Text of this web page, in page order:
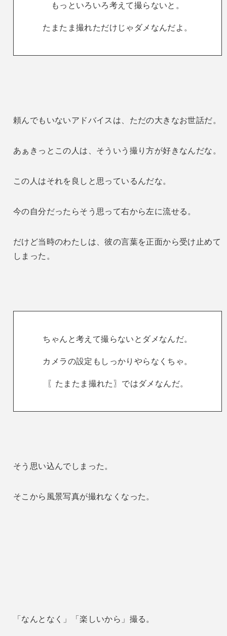
もっといろいろ考えて撮らないと。
たまたま撮れただけじゃダメなんだよ。
頼んでもいないアドバイスは、ただの大きなお世話だ。
あぁきっとこの人は、そういう撮り方が好きなんだな。
この人はそれを良しと思っているんだな。
今の自分だったらそう思って右から左に流せる。
だけど当時のわたしは、彼の言葉を正面から受け止めて
しまった。
ちゃんと考えて撮らないとダメなんだ。
カメラの設定もしっかりやらなくちゃ。
〖たまたま撮れた〗ではダメなんだ。
そう思い込んでしまった。
そこから風景写真が撮れなくなった。
「なんとなく」「楽しいから」撮る。